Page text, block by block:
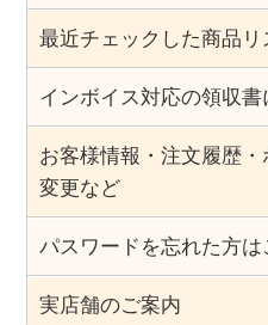
最近チェックした商品リ
インボイス対応の領収書
お客様情報・注文履歴
変更など
パスワードを忘れた方は
実店舗のご案内